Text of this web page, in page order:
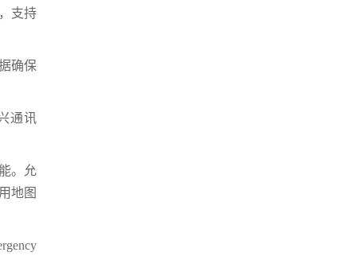
支持
确保
通讯
。允
地图